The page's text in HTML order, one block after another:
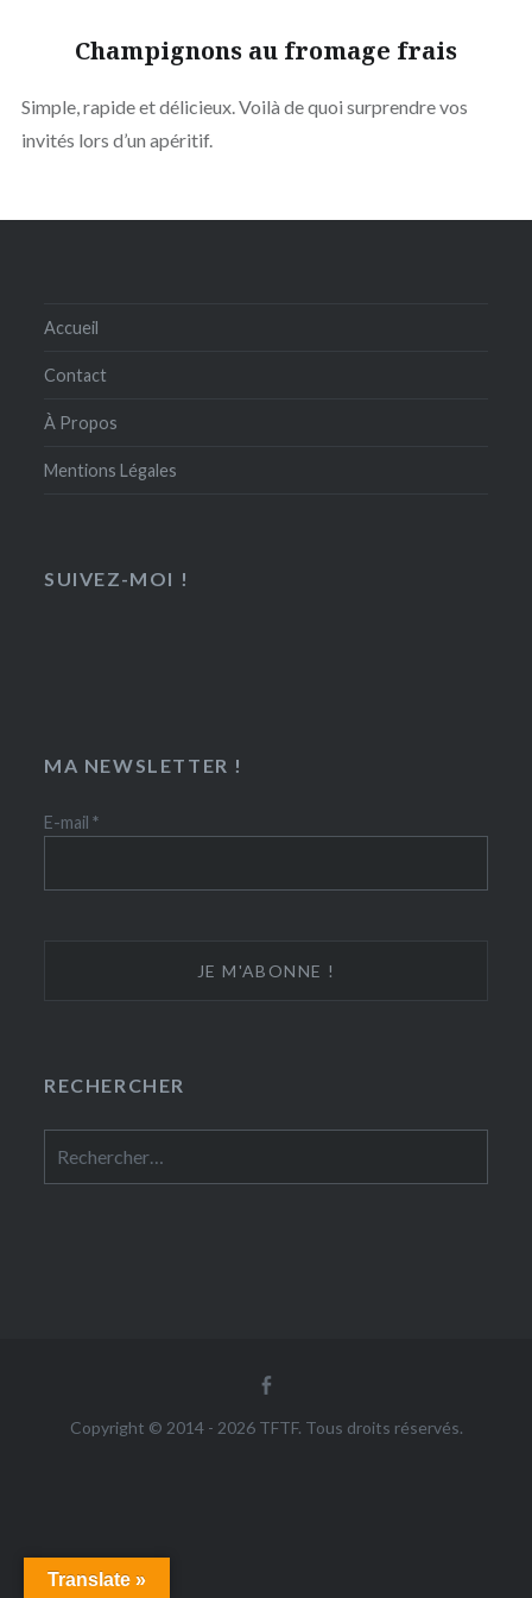
Champignons au fromage frais
Simple, rapide et délicieux. Voilà de quoi surprendre vos
invités lors d’un apéritif.
Accueil
Contact
À Propos
Mentions Légales
SUIVEZ-MOI !
MA NEWSLETTER !
E-mail*
RECHERCHER
Copyright © 2014 - 2026 TFTF. Tous droits réservés.
Translate »